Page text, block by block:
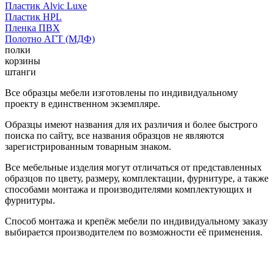
Пластик Alvic Luxe
Пластик HPL
Пленка ПВХ
Полотно АГТ (МДФ)
полки
корзины
штанги
Все образцы мебели изготовлены по индивидуальному
проекту в единственном экземпляре.
Образцы имеют названия для их различия и более быстрого
поиска по сайту, все названия образцов не являются
зарегистрированным товарным знаком.
Все мебельные изделия могут отличаться от представленных
образцов по цвету, размеру, комплектации, фурнитуре, а также
способами монтажа и производителями комплектующих и
фурнитуры.
Способ монтажа и крепёж мебели по индивидуальному заказу
выбирается производителем по возможности её применения.